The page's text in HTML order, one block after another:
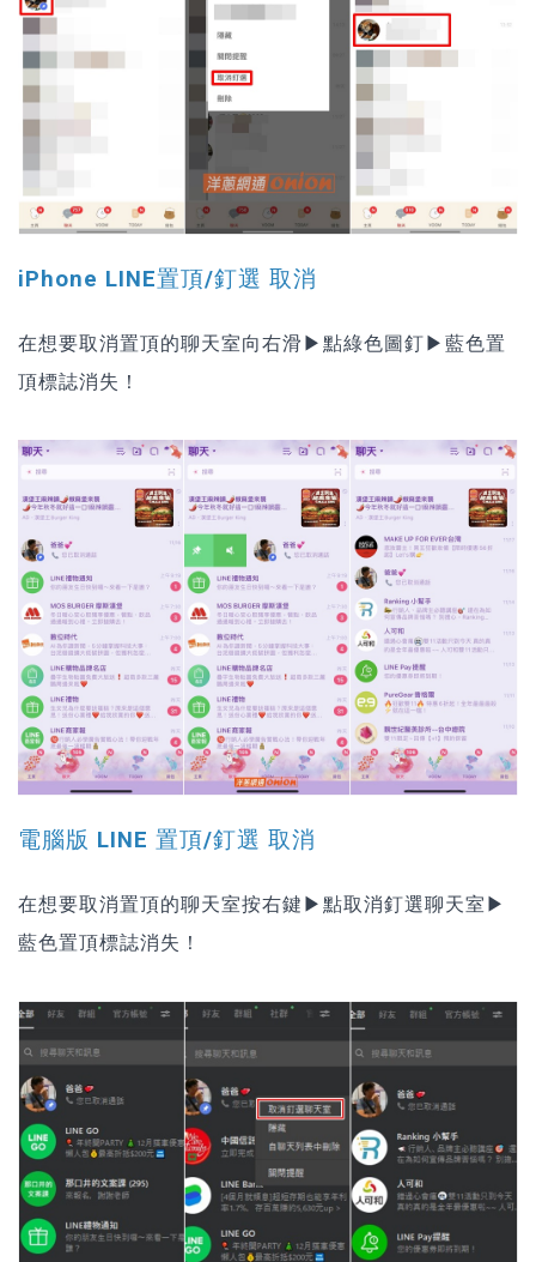
iPhone LINE置頂/釘選 取消
在想要取消置頂的聊天室向右滑▶點綠色圖釘▶藍色置
頂標誌消失！
電腦版 LINE 置頂/釘選 取消
在想要取消置頂的聊天室按右鍵▶點取消釘選聊天室▶
藍色置頂標誌消失！